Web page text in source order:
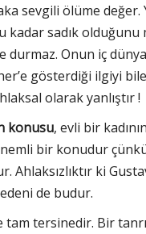
sevgili ölüme değer.
kadar sadık olduğunu
durmaz. Onun iç
gösterdiği ilgiyi
olarak yanlıştır !
konusu, evli bir
bir konudur
Ahlaksızlıktır ki
de budur.
tam tersinedir. Bir